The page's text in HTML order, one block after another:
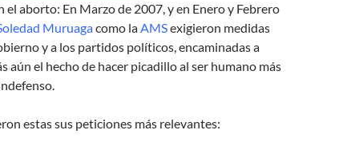
el aborto: En Marzo de 2007, y en Enero y Febrero
Muruagacomo laAMSexigieron medidas
y a los partidos políticos, encaminadas a
aún el hecho de hacer picadillo al ser humano más
estas sus peticiones más relevantes: